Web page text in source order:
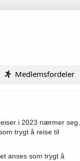
Medlemsfordeler
i 2023 nærmer seg,
trygt å reise til
anses som trygt å